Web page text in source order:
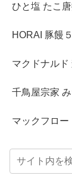
ひと塩 たこ
HORAI 豚饅
マクドナルド
千鳥屋宗家
マックフロー